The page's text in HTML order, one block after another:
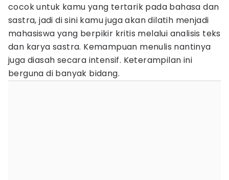
cocok untuk kamu yang tertarik pada bahasa dan
sastra, jadi di sini kamu juga akan dilatih menjadi
mahasiswa yang berpikir kritis melalui analisis teks
dan karya sastra. Kemampuan menulis nantinya
juga diasah secara intensif. Keterampilan ini
berguna di banyak bidang.